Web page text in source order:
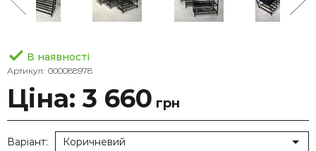
В наявності
Артикул: 000088978
Ціна: 3 660 грн
Варіант: Коричневий